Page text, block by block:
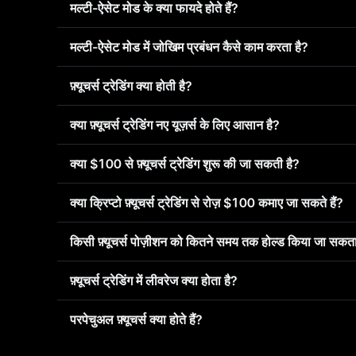
मल्टी-ऐसेट मोड के क्या फायदे होते हैं?
मल्टी-ऐसेट मोड में जोखिम प्रबंधन कैसे काम करता है?
फ़्यूचर्स ट्रेडिंग क्या होती है?
क्या फ़्यूचर्स ट्रेडिंग नए यूज़र्स के लिए आसान है?
क्या $100 से फ़्यूचर्स ट्रेडिंग शुरू की जा सकती है?
क्या क्रिप्टो फ़्यूचर्स ट्रेडिंग से रोज़ $100 कमाए जा सकते हैं?
किसी फ़्यूचर्स पोज़ीशन को कितने समय तक होल्ड किया जा
फ़्यूचर्स ट्रेडिंग में लीवरेज क्या होता है?
परपेचुअल फ़्यूचर्स क्या होते हैं?